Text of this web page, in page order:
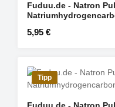
Fuduu.de - Natron
Regulärer Preis:
5,95 €
Tipp